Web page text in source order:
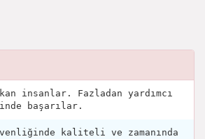
insanlar. Fazladan yardımcı
başarılar.
kaliteli ve zamanında